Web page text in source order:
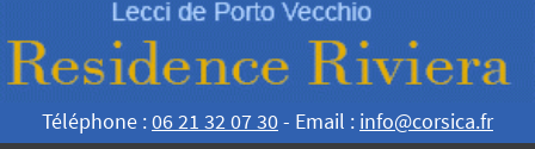
Téléphone :06 21 32 07 30- Email : info@corsica.fr